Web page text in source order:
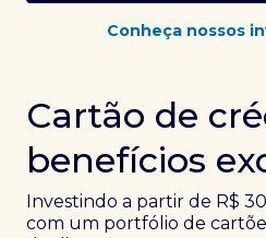
Conheça nossos
Cartão de
benefícios
Investindo a partir de R$
com um portfólio de